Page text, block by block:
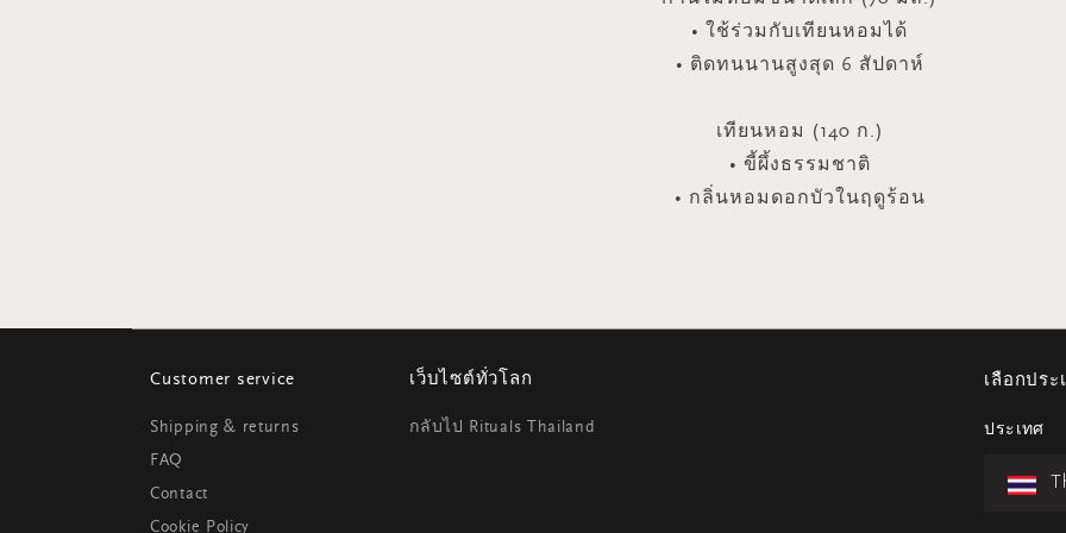
• ใช้ร่วมกับเทียนหอมได้
• ติดทนนานสูงสุด 6 สัปดาห์
เทียนหอม (140 ก.)
• ขี้ผึ้งธรรมชาติ
• กลิ่นหอมดอกบัวในฤดูร้อน
Customer service
Shipping & returns
FAQ
Contact
Cookie Policy
เว็บไซต์ทั่วโลก
กลับไป Rituals Thailand
เลือกประ
ประเทศ